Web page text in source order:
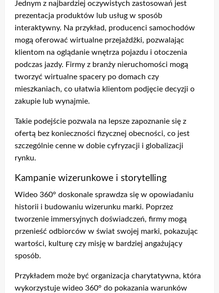
Jednym z najbardziej oczywistych zastosowań jest
prezentacja produktów lub usług w sposób
interaktywny. Na przykład, producenci samochodów
mogą oferować wirtualne przejażdżki, pozwalając
klientom na oglądanie wnętrza pojazdu i otoczenia
podczas jazdy. Firmy z branży nieruchomości mogą
tworzyć wirtualne spacery po domach czy
mieszkaniach, co ułatwia klientom podjęcie decyzji o
zakupie lub wynajmie.
Takie podejście pozwala na lepsze zapoznanie się z
ofertą bez konieczności fizycznej obecności, co jest
szczególnie cenne w dobie cyfryzacji i globalizacji
rynku.
Kampanie wizerunkowe i storytelling
Wideo 360° doskonale sprawdza się w opowiadaniu
historii i budowaniu wizerunku marki. Poprzez
tworzenie immersyjnych doświadczeń, firmy mogą
przenieść odbiorców w świat swojej marki, pokazując
wartości, kulturę czy misję w bardziej angażujący
sposób.
Przykładem może być organizacja charytatywna, która
wykorzystuje wideo 360° do pokazania warunków